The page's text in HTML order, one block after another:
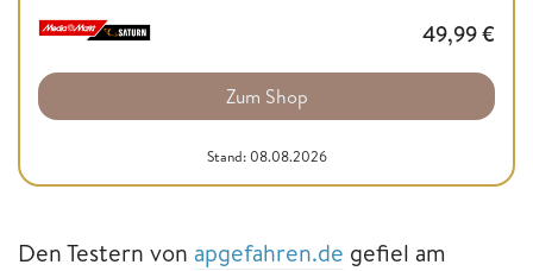
49,99€
Zum Shop
Stand: 08.08.2026
Den Testern von apgefahren.de gefiel am